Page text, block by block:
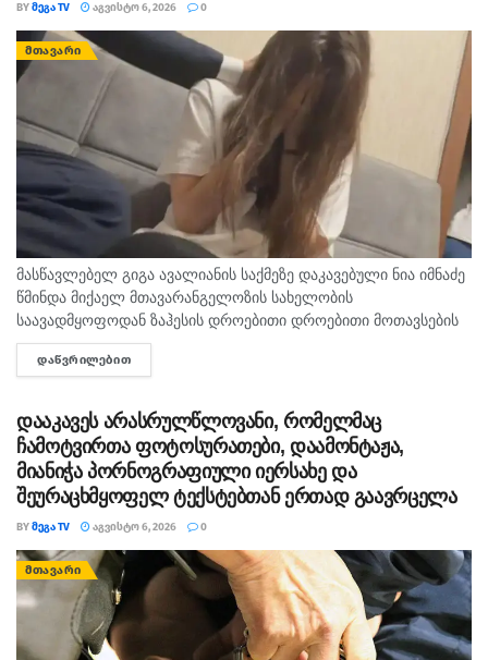
BYᲛᲔᲒᲐ TV ᲐᲒᲕᲘᲡᲢᲝ 6, 2026 0
ᲛᲗᲐᲕᲐᲠᲘ
მასწავლებელ გიგა ავალიანის საქმეზე დაკავებული ნია იმნაძე
წმინდა მიქაელ მთავარანგელოზის სახელობის
საავადმყოფოდან ზაჰესის დროებითი დროებითი მოთავსების
იზოლატორში გადაიყვანეს. მედიკოსებს მისი ჯანმრთელობის
მდგომარეობასთან დაკავშირებულ დეტალებზე მედიასთან
დაწესებულებაში...
ᲓᲐᲬᲕᲠᲘᲚᲔᲑᲘᲗ
დააკავეს არასრულწლოვანი, რომელმაც
ჩამოტვირთა ფოტოსურათები, დაამონტაჟა,
მიანიჭა პორნოგრაფიული იერსახე და
შეურაცხმყოფელ ტექსტებთან ერთად გაავრცელა
BYᲛᲔᲒᲐ TV ᲐᲒᲕᲘᲡᲢᲝ 6, 2026 0
ᲛᲗᲐᲕᲐᲠᲘ